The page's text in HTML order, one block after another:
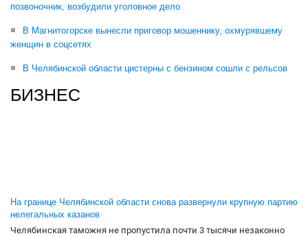
позвоночник, возбудили уголовное дело
В Магнитогорске вынесли приговор мошеннику, охмурявшему
женщин в соцсетях
В Челябинской области цистерны с бензином сошли с рельсов
БИЗНЕС
На границе Челябинской области снова развернули крупную партию
нелегальных казанов
Челябинская таможня не пропустила почти 3 тысячи незаконно